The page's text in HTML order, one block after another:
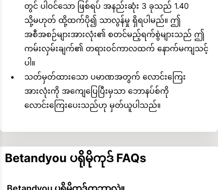
တွင် ပါဝင်သော ဖြစ်ရပ် အနည်းဆုံး 3 ခုသည် 1.40
သို့မဟုတ် ထို့ထက်ပို၍ သာလွန်မှု ရှိရပါမည်။ ဤ
အစီအစဉ်များအားလုံး၏ စတင်မည့်ရက်စွဲများသည် ဤ
ကမ်းလှမ်းချက်၏ တရားဝင်ကာလထက် နောက်မကျသင့်
ပါ။
သတ်မှတ်ထားသော ပမာဏအတွက် လောင်းကြေး
အားလုံးကို အကျေပြေပြီးမှသာ ဘောနပ်စ်ကို
လောင်းကြေးပေးသည်ဟု မှတ်ယူပါသည်။
Betandyou ပရိုမိုကုဒ် FAQs